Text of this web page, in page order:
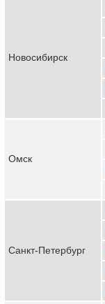
Новосибирск
Омск
Санкт-Петербург